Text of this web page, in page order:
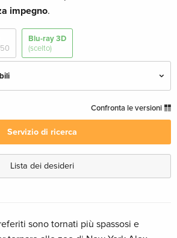
impegno.
Blu-ray 3D
(scelto)
CHF 16.50
Esaurito
Confronta le versioni
Servizio di ricerca
Lista dei desideri
sono tornati più spassosi e